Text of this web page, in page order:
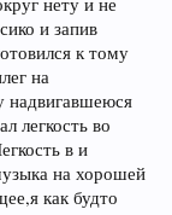
и запив
к тому
на
надвигавшеюся
легкость во
в и
на хорошей
как будто